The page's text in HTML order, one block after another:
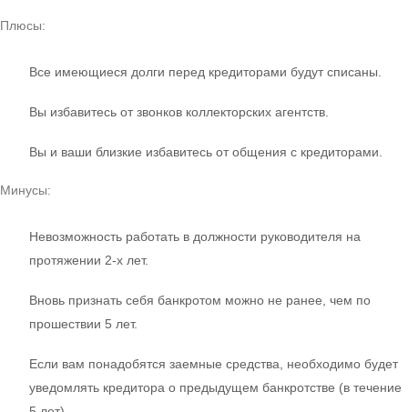
Плюсы:
Все имеющиеся долги перед кредиторами будут списаны.
Вы избавитесь от звонков коллекторских агентств.
Вы и ваши близкие избавитесь от общения с кредиторами.
Минусы:
Невозможность работать в должности руководителя на
протяжении 2-х лет.
Вновь признать себя банкротом можно не ранее, чем по
прошествии 5 лет.
Если вам понадобятся заемные средства, необходимо будет
уведомлять кредитора о предыдущем банкротстве (в течение